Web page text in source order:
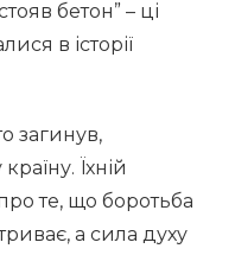
бетон” – ці
в історії
загинув,
Їхній
те, що боротьба
а сила духу